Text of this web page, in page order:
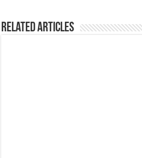
Related Articles